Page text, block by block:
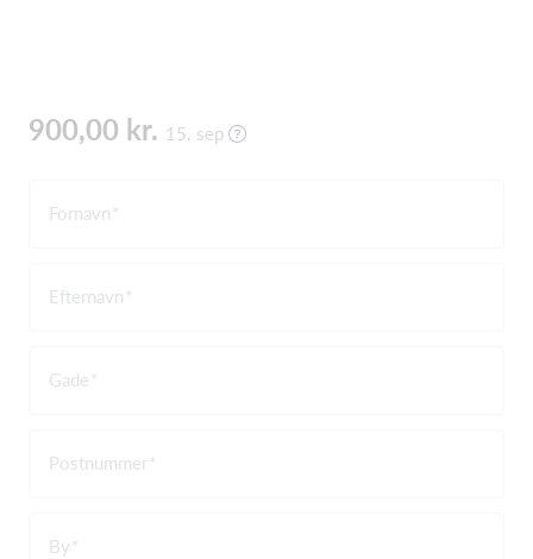
900,00 kr. 15. sep
Fornavn
Efternavn
Gade
Postnummer
By